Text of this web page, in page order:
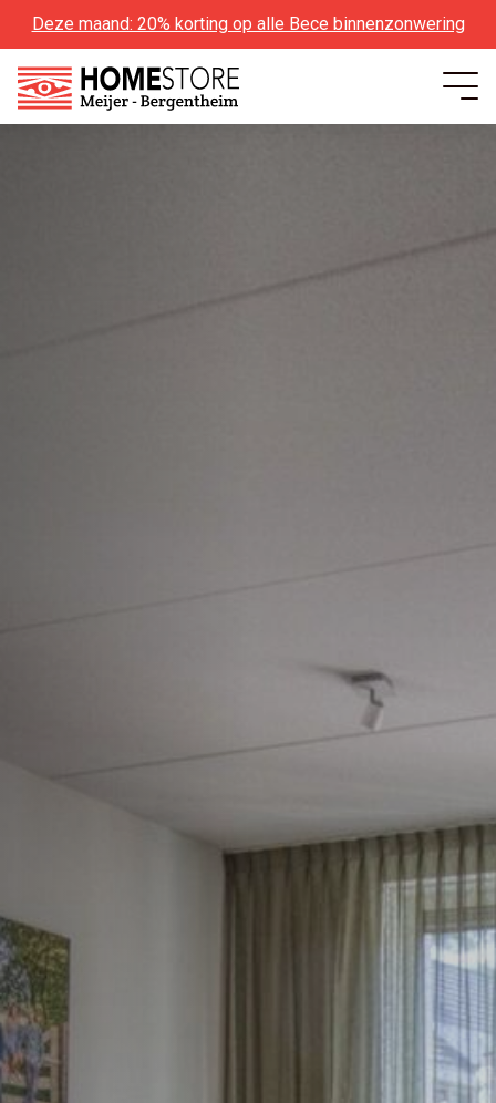
Deze maand: 20% korting op alle Bece binnenzonwering